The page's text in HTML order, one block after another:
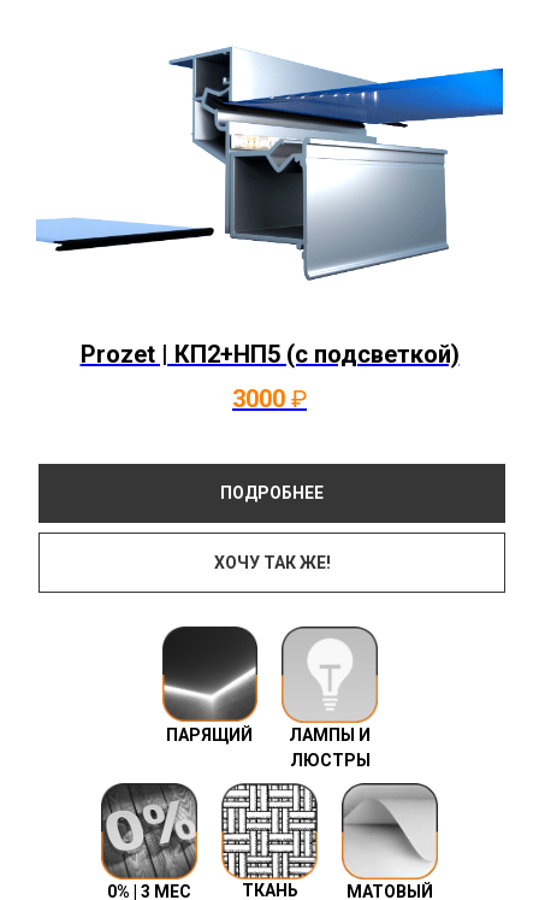
Prozet | КП2+НП5 (с подсветкой)
3000 ₽
ПОДРОБНЕЕ
ХОЧУ ТАК ЖЕ!
ПАРЯЩИЙ
МАТОВЫЙ
ТКАНЬ
0% | 3 МЕС
ЛАМПЫ И
ЛЮСТРЫ